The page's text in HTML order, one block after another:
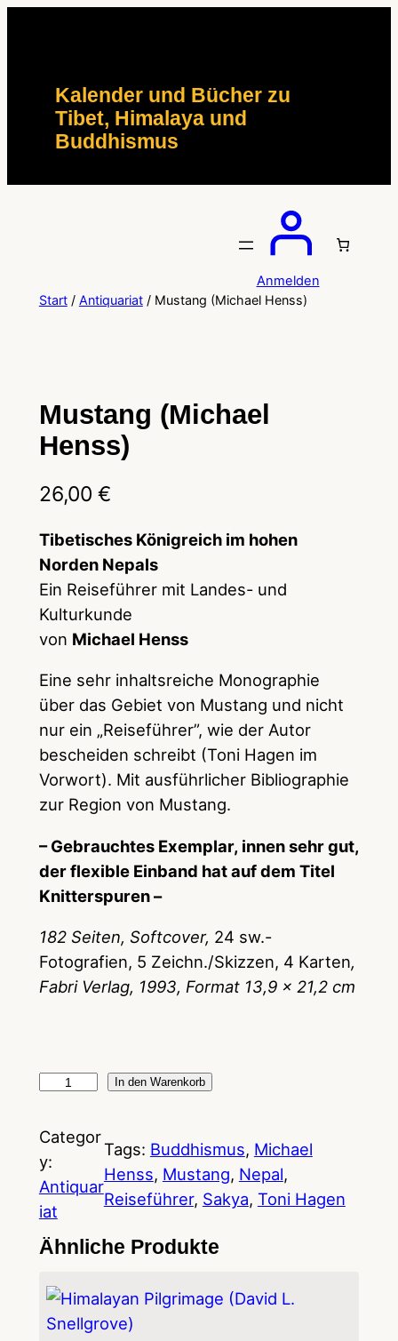
Kalender und Bücher zu
Tibet, Himalaya und
Buddhismus
Anmelden
Start/ Antiquariat/ Mustang (Michael Henss)
Mustang (Michael
Henss)
26,00 €
Tibetisches Königreich im hohen
Norden Nepals
Ein Reiseführer mit Landes- und
Kulturkunde
von Michael Henss
Eine sehr inhaltsreiche Monographie
über das Gebiet von Mustang und nicht
nur ein „Reiseführer”, wie der Autor
bescheiden schreibt (Toni Hagen im
Vorwort). Mit ausführlicher Bibliographie
zur Region von Mustang.
– Gebrauchtes Exemplar, innen sehr gut,
der flexible Einband hat auf dem Titel
Knitterspuren –
182 Seiten, Softcover, 24 sw.-
Fotografien, 5 Zeichn./Skizzen, 4 Karten,
Fabri Verlag, 1993, Format 13,9 x 21,2 cm
s
t
a
n
g
(
M
In den Warenkorb
Categor
y:
Antiquar
iat
Tags: Buddhismus, Michael
Henss, Mustang, Nepal
Reiseführer, Sakya, Toni Hagen
Ähnliche Produkte